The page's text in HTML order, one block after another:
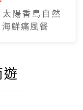
陽香島自然
鮮痛風餐